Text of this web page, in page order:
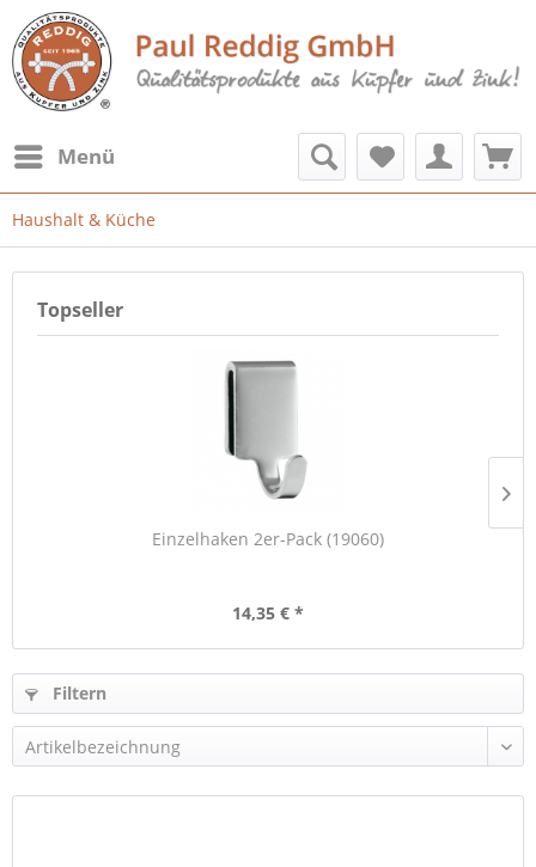
Menü
Haushalt & Küche
Topseller
Einzelhaken 2er-Pack (19060)
14,35 € *
Filtern